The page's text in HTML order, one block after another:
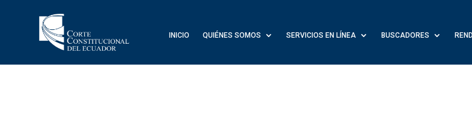
INICIO QUIÉNES SOMOS SERVICIOS EN LÍNEA BUSCADORES